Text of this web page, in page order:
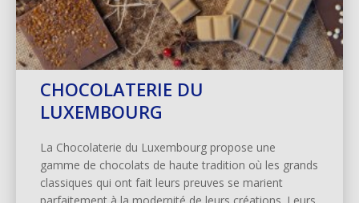
CHOCOLATERIE DU
LUXEMBOURG
La Chocolaterie du Luxembourg propose une
gamme de chocolats de haute tradition où les grands
classiques qui ont fait leurs preuves se marient